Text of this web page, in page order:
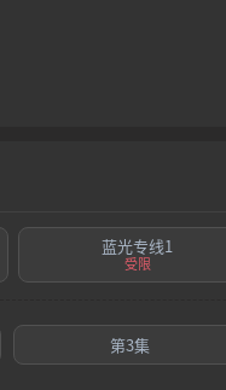
蓝光专线1
受限
第3集